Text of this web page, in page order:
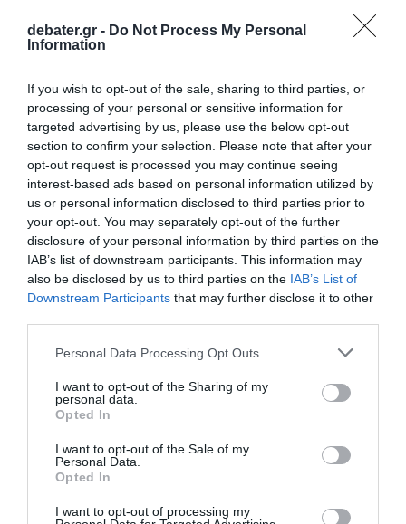
debater.gr - Do Not Process My Personal
Information
If you wish to opt-out of the sale, sharing to third parties, or
processing of your personal or sensitive information for
targeted advertising by us, please use the below opt-out
section to confirm your selection. Please note that after your
opt-out request is processed you may continue seeing
interest-based ads based on personal information utilized by
us or personal information disclosed to third parties prior to
your opt-out. You may separately opt-out of the further
disclosure of your personal information by third parties on the
IAB’s list of downstream participants. This information may
also be disclosed by us to third parties on the IAB’s List of
Downstream Participants that may further disclose it to other
Please note that this website/app uses one or more Google
not limited to your visit or usage behaviour. You may click to
grant or deny consent to Google and its third-party tags to
use your data for below specified purposes in below Google
consent section.
Personal Data Processing Opt Outs
I want to opt-out of the Sharing of my
personal data.
Opted In
I want to opt-out of the Sale of my
Personal Data.
Opted In
I want to opt-out of processing my
ΕΛΛΑΔΑ